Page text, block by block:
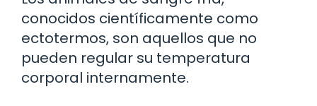
conocidos científicamente como
ectotermos, son aquellos que no
pueden regular su temperatura
corporal internamente.